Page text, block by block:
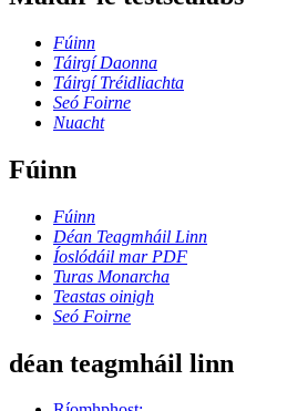
Fúinn
Táirgí Daonna
Táirgí Tréidliachta
Seó Foirne
Nuacht
Fúinn
Fúinn
Déan Teagmháil Linn
Íoslódáil mar PDF
Turas Monarcha
Teastas oinigh
Seó Foirne
déan teagmháil linn